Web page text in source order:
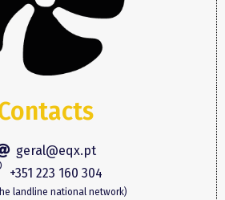
geral@eqx.pt
+351 223 160 304
landline national network)